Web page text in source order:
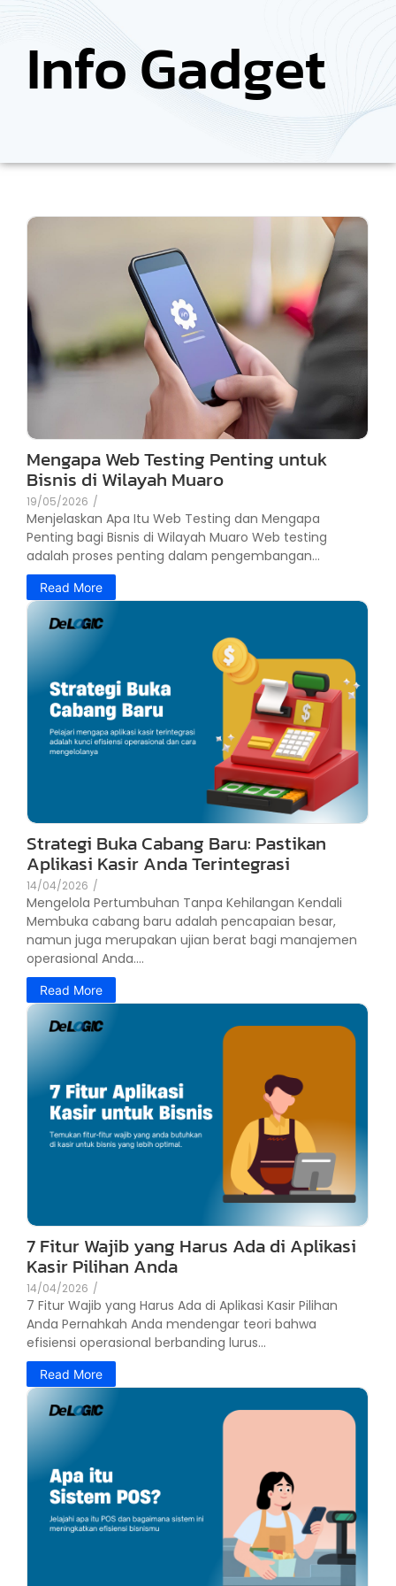
Info Gadget
Mengapa Web Testing Penting untuk
Bisnis di Wilayah Muaro
19/05/2026 /
Menjelaskan Apa Itu Web Testing dan Mengapa
Penting bagi Bisnis di Wilayah Muaro Web testing
adalah proses penting dalam pengembangan...
Read More
Strategi Buka Cabang Baru: Pastikan
Aplikasi Kasir Anda Terintegrasi
14/04/2026 /
Mengelola Pertumbuhan Tanpa Kehilangan Kendali
Membuka cabang baru adalah pencapaian besar,
namun juga merupakan ujian berat bagi manajemen
operasional Anda....
Read More
7 Fitur Wajib yang Harus Ada di Aplikasi
Kasir Pilihan Anda
14/04/2026 /
7 Fitur Wajib yang Harus Ada di Aplikasi Kasir Pilihan
Anda Pernahkah Anda mendengar teori bahwa
efisiensi operasional berbanding lurus...
Read More